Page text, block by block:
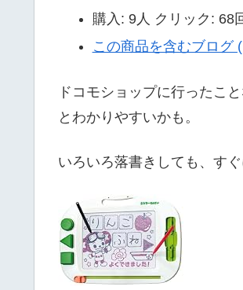
購入 : 9人 クリック : 68
この商品を含むブログ
ドコモショップに行ったこ
とわかりやすいかも。
いろいろ落書きしても、す